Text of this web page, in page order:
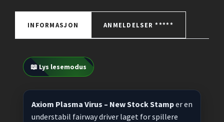
INFORMASJON ANMELDELSER *****
📖 Lys lesemodus
Axiom Plasma Virus – New Stock Stamper en
understabil fairway driver laget for spillere